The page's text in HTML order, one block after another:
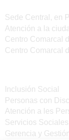
Sede Central, en
Atención a la
Centro Comarcal
Centro Comarcal
Inclusión Social
Personas con
Atención a les
Servicios
Gerencia y